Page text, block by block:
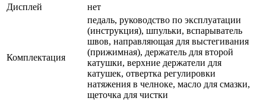
Дисплей
нет
Комплектация
педаль, руководство по эксплуатации
(инструкция), шпульки, вспарыватель
швов, направляющая для выстегивания
(прижимная), держатель для второй
катушки, верхние держатели для
катушек, отвертка регулировки
натяжения в челноке, масло для смазки,
щеточка для чистки